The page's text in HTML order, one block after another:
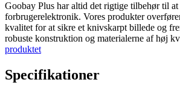
Goobay Plus har altid det rigtige tilbehør til
forbrugerelektronik. Vores produkter
kvalitet for at sikre et knivskarpt billede og
robuste konstruktion og materialerne af høj
produktet
Specifikationer